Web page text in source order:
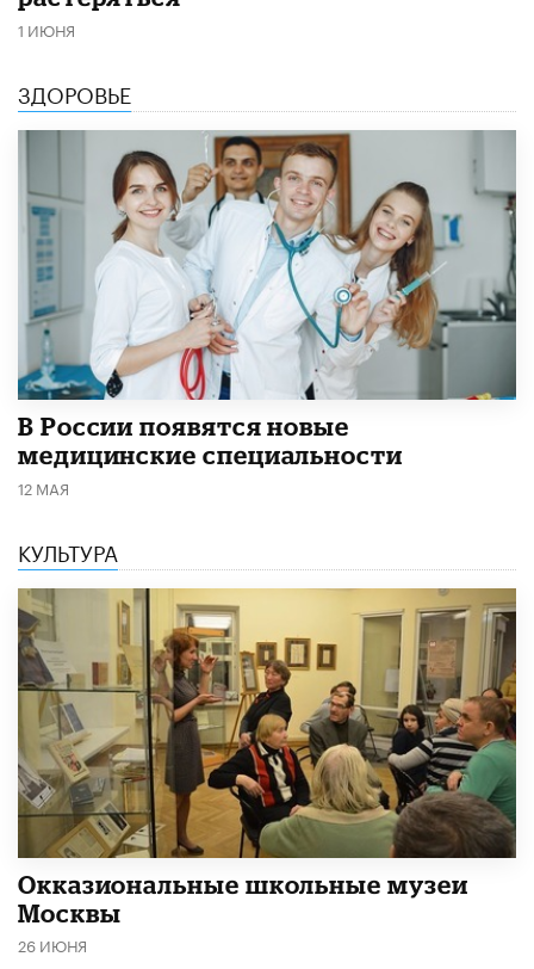
1 ИЮНЯ
ЗДОРОВЬЕ
В России появятся новые
медицинские специальности
12 МАЯ
КУЛЬТУРА
​Окказиональные школьные музеи
Москвы
26 ИЮНЯ